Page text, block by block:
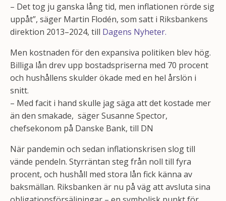
– Det tog ju ganska lång tid, men inflationen rörde sig
uppåt”, säger Martin Flodén, som satt i Riksbankens
direktion 2013–2024, till Dagens Nyheter.
Men kostnaden för den expansiva politiken blev hög.
Billiga lån drev upp bostadspriserna med 70 procent
och hushållens skulder ökade med en hel årslön i
snitt.
– Med facit i hand skulle jag säga att det kostade mer
än den smakade, säger Susanne Spector,
chefsekonom på Danske Bank, till DN
När pandemin och sedan inflationskrisen slog till
vände pendeln. Styrräntan steg från noll till fyra
procent, och hushåll med stora lån fick känna av
baksmällan. Riksbanken är nu på väg att avsluta sina